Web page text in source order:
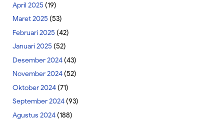
April 2025 (19)
Maret 2025 (53)
Februari 2025 (42)
Januari 2025 (52)
Desember 2024(43)
November 2024(52)
Oktober 2024(71)
September 2024(93)
Agustus 2024(188)